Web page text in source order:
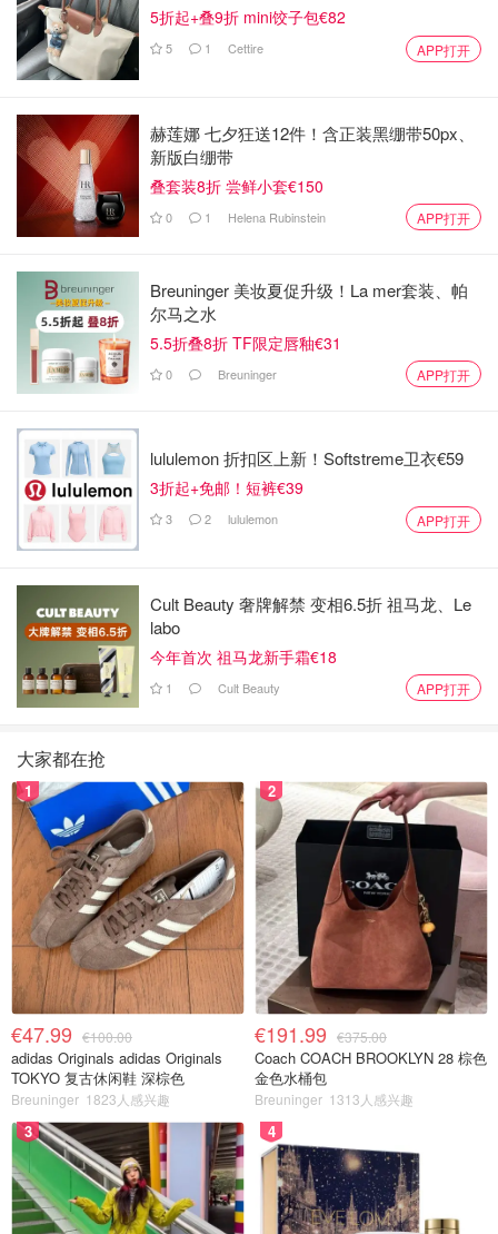
5折起+叠9折 mini饺子包€82
5 1 Cettire APP打开
赫莲娜 七夕狂送12件！含正装黑绷带50px、
新版白绷带
叠套装8折 尝鲜小套€150
0 1 Helena Rubinstein APP打开
Breuninger 美妆夏促升级！La mer套装、帕
尔马之水
5.5折叠8折 TF限定唇釉€31
0 Breuninger APP打开
lululemon 折扣区上新！Softstreme卫衣€59
3折起+免邮！短裤€39
3 2 lululemon APP打开
Cult Beauty 奢牌解禁 变相6.5折 祖马龙、Le
labo
今年首次 祖马龙新手霜€18
1 Cult Beauty APP打开
大家都在抢
1
€47.99 €100.00
adidas Originals adidas Originals
TOKYO 复古休闲鞋 深棕色
Breuninger 1823人感兴趣
2
€191.99 €375.00
Coach COACH BROOKLYN 28 棕色
金色水桶包
Breuninger 1313人感兴趣
3 4